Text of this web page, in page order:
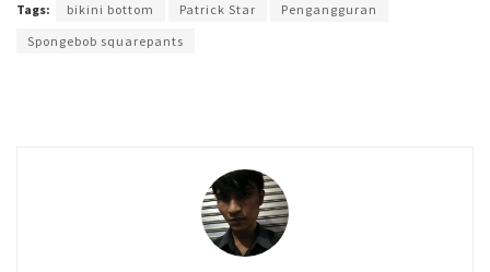
Tags: bikini bottom Patrick Star
Pengangguran
Spongebob squarepants